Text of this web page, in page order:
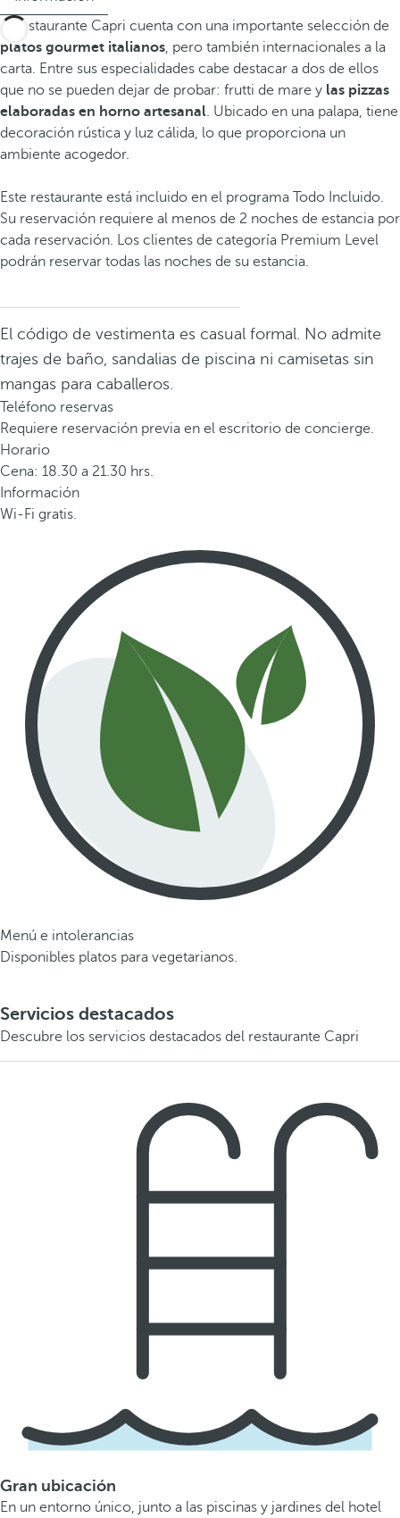
El restaurante Capri cuenta con una importante selección de
platos gourmet italianos, pero también internacionales a la
carta. Entre sus especialidades cabe destacar a dos de ellos
que no se pueden dejar de probar: frutti de mare y las pizzas
elaboradas en horno artesanal. Ubicado en una palapa, tiene
decoración rústica y luz cálida, lo que proporciona un
ambiente acogedor.
Este restaurante está incluido en el programa Todo Incluido.
Su reservación requiere al menos de 2 noches de estancia por
cada reservación. Los clientes de categoría Premium Level
podrán reservar todas las noches de su estancia.
El código de vestimenta es casual formal. No admite
trajes de baño, sandalias de piscina ni camisetas sin
mangas para caballeros.
Teléfono reservas
Requiere reservación previa en el escritorio de concierge.
Horario
Cena: 18.30 a 21.30 hrs.
Información
Wi-Fi gratis.
Menú e intolerancias
Disponibles platos para vegetarianos.
Servicios destacados
Descubre los servicios destacados del restaurante Capri
Gran ubicación
En un entorno único, junto a las piscinas y jardines del hotel